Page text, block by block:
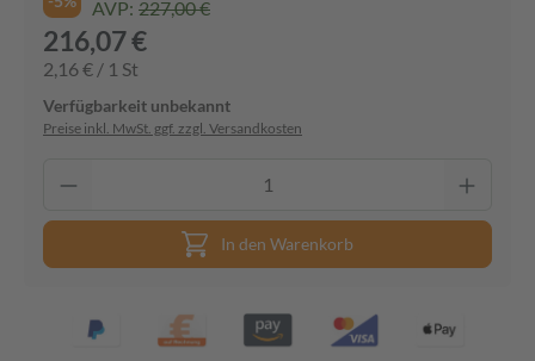
AVP: 227,00 €
216,07 €
2,16 € / 1 St
Verfügbarkeit unbekannt
Preise inkl. MwSt. ggf. zzgl. Versandkosten
In den Warenkorb